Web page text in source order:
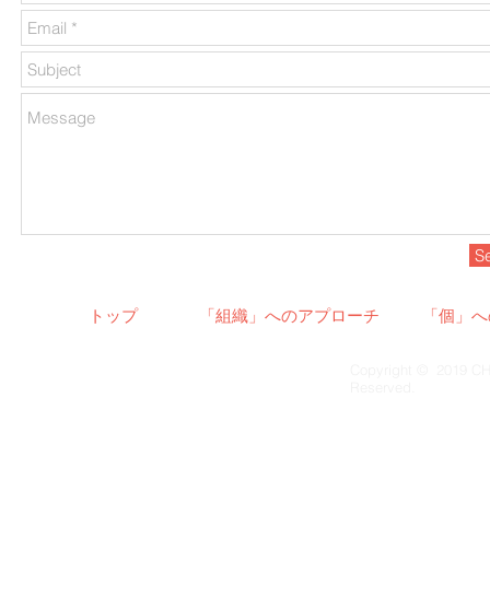
「組織」へのアプローチ
トップ 「個」